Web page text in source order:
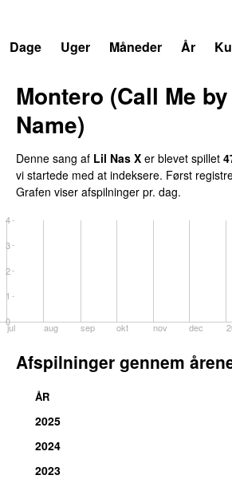
Dage
Uger Måneder År
Montero (Call Me
Name)
Denne sang af Lil Nas X er blevet spillet
vi startede med at indeksere. Først
Grafen viser afspilninger pr. dag.
jul aug sep okt nov dec
0
1
2
3
4
Afspilninger gennem
ÅR
2025
2024
2023